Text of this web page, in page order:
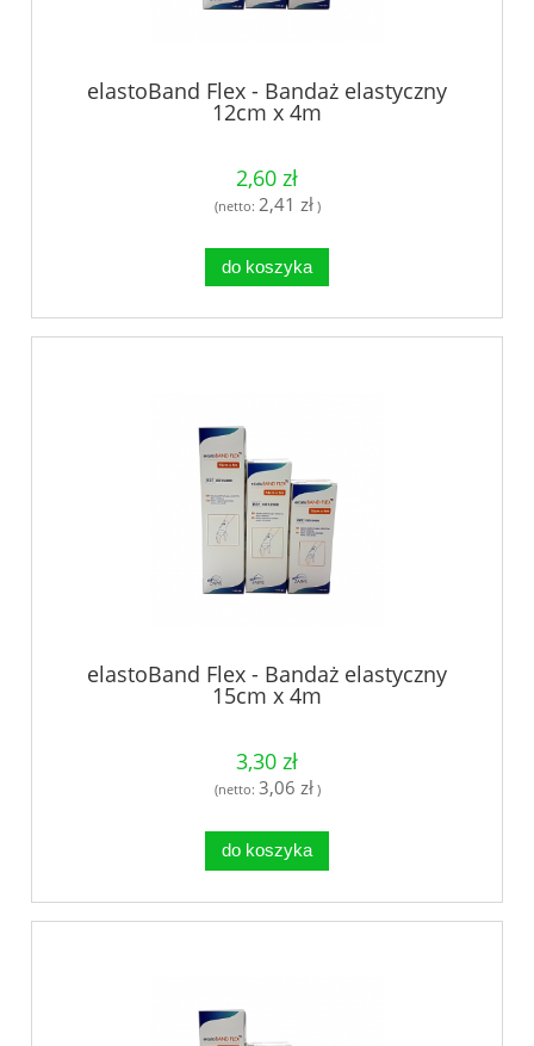
elastoBand Flex - Bandaż elastyczny
12cm x 4m
2,60 zł
(netto: 2,41 zł)
do koszyka
elastoBand Flex - Bandaż elastyczny
15cm x 4m
3,30 zł
(netto: 3,06 zł)
do koszyka